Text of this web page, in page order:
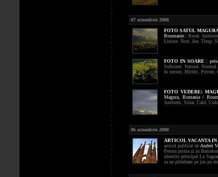
07 octombrie 2008
FOTO SATUL
Roumanie| Rural.
Liniste. Nori. Aer. Timp.
FOTO IN SOARE |
Suficient. Natural.
In trecere. Mirific. Privire.
FOTO VEDERE:
Magura, Romania /
Ambient. Solar. Cald.
06 octombrie 2008
ARTICOL VACANTA
articol publicat de Andrei
Pentru prima zi in
obiectiv principal La
sa ne plimbam pe jos pe